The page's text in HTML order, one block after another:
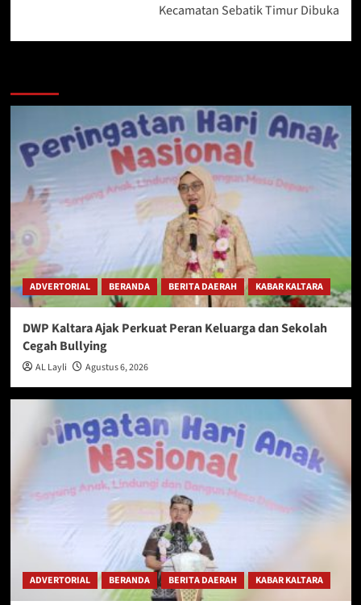
Kecamatan Sebatik Timur Dibuka
ADVERTORIAL BERANDA BERITA DAERAH KABAR KALTARA
DWP Kaltara Ajak Perkuat Peran Keluarga dan Sekolah
Cegah Bullying
AL Layli Agustus 6, 2026
ADVERTORIAL BERANDA BERITA DAERAH KABAR KALTARA